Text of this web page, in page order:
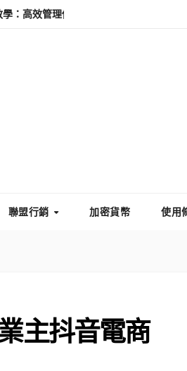
的線上隱私與數據安全 怎麼讓
聯盟行銷 加密貨幣 使用
主抖音電商